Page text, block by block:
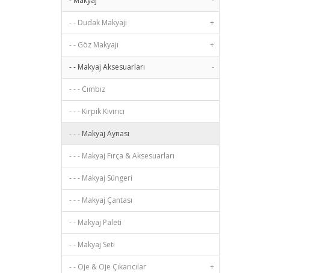
- - Dudak Makyajı +
- - Göz Makyajı +
- - Makyaj Aksesuarları -
- - - Cımbız
- - - Kirpik Kıvırıcı
- - - Makyaj Aynası
- - - Makyaj Fırça & Aksesuarları
- - - Makyaj Süngeri
- - - Makyaj Çantası
- - Makyaj Paleti
- - Makyaj Seti
- - Oje & Oje Çıkarıcılar +